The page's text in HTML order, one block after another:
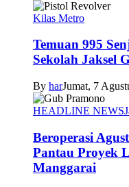
Kilas Metro
Temuan 995
Sekolah Jaksel
By harJumat, 7
HEADLINE NEWS
Beroperasi
Pantau Proyek
Manggarai